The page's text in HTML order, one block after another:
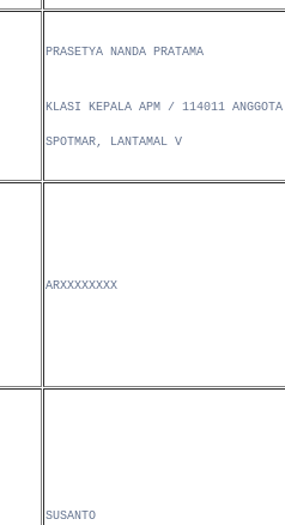
PRASETYA NANDA PRATAMA
KLASI KEPALA APM / 114011 ANGGOTA
SPOTMAR, LANTAMAL V
ARXXXXXXXX
SUSANTO